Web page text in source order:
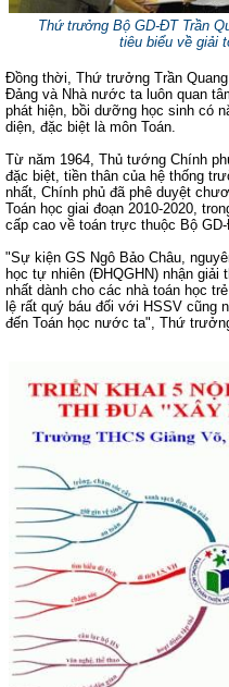
Thứ trưởng Bộ GD-ĐT Trần
tiêu biểu về giải
Đồng thời, Thứ trưởng Trần
Đảng và Nhà nước ta luôn quan
phát hiện, bồi dưỡng học sinh có
diện, đặc biệt là môn Toán.
Từ năm 1964, Thủ tướng Chính
đặc biệt, tiền thân của hệ thống
nhất, Chính phủ đã phê duyệt
Toán học giai đoạn 2010-2020,
cấp cao về toán trực thuộc Bộ
"Sự kiện GS Ngô Bảo Châu,
học tự nhiên (ĐHQGHN) nhận
nhất dành cho các nhà toán học
lệ rất quý báu đối với HSSV cũng
đến Toán học nước ta", Thứ